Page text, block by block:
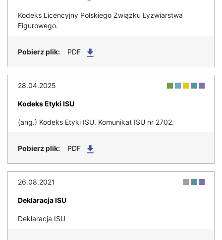
Kodeks Licencyjny Polskiego Związku Łyżwiarstwa
Figurowego.
PDF
28.04.2025
Kodeks Etyki ISU
(ang.) Kodeks Etyki ISU. Komunikat ISU nr 2702.
PDF
26.08.2021
Deklaracja ISU
Deklaracja ISU